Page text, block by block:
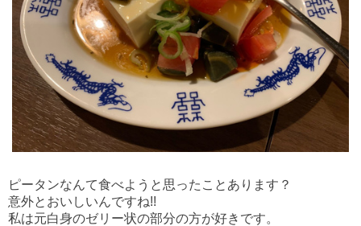
ピータンなんて食べようと思ったことあります？
意外とおいしいんですね!!
私は元白身のゼリー状の部分の方が好きです。